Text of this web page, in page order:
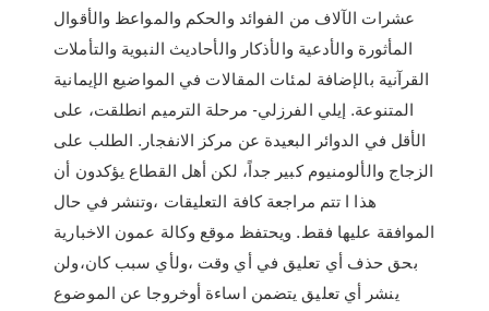
عشرات الآلاف من الفوائد والحكم والمواعظ والأقوال
المأثورة والأدعية والأذكار والأحاديث النبوية والتأملات
القرآنية بالإضافة لمئات المقالات في المواضيع الإيمانية
المتنوعة. إيلي الفرزلي- مرحلة الترميم انطلقت، على
الأقل في الدوائر البعيدة عن مركز الانفجار. الطلب على
الزجاج والألومنيوم كبير جداً، لكن أهل القطاع يؤكدون أن
هذا ا تتم مراجعة كافة التعليقات ،وتنشر في حال
الموافقة عليها فقط. ويحتفظ موقع وكالة عمون الاخبارية
بحق حذف أي تعليق في أي وقت ،ولأي سبب كان،ولن
ينشر أي تعليق يتضمن اساءة أوخروجا عن الموضوع